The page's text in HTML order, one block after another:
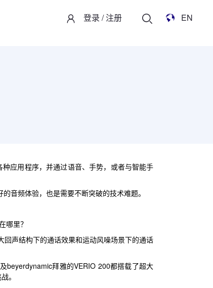
登录 / 注册 EN
应用程序，并通过语音、手势，或者与智能手
音频体验，也是需要不断突破的技术难题。
哪里？
声结构下的通话效果和运动风噪场景下的通话
beyerdynamic拜雅的VERIO 200都搭载了超大
。